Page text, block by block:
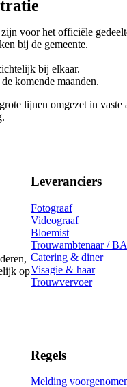
voor het officiële
bij de gemeente.
bij elkaar.
komende maanden.
lijnen omgezet in
op
Leveranciers
Fotograaf
Videograaf
Bloemist
Trouwambtenaar /
Catering & diner
Visagie & haar
Trouwvervoer
Regels
Melding